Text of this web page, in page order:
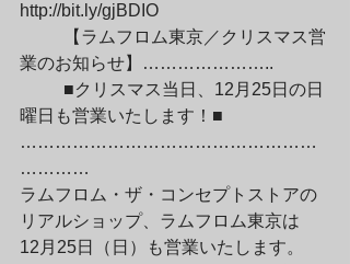
http://bit.ly/gjBDIO
業のお知らせ】…………………..
曜日も営業いたします！■
……………………………………………
…………
ラムフロム・ザ・コンセプトストアの
リアルショップ、ラムフロム東京は
12月25日（日）も営業いたします。